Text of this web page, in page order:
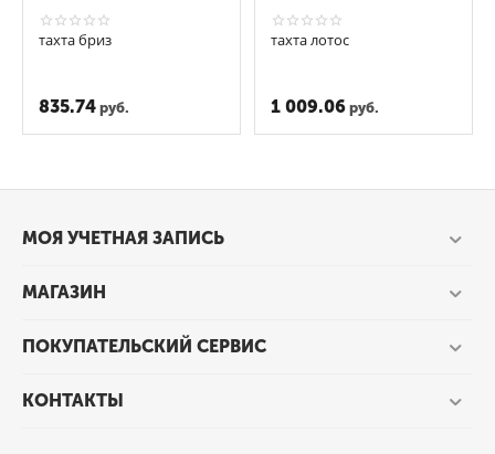
тахта бриз
835.74 руб.
тахта лотос
1 009.06 руб.
МОЯ УЧЕТНАЯ ЗАПИСЬ
МАГАЗИН
ПОКУПАТЕЛЬСКИЙ СЕРВИС
КОНТАКТЫ